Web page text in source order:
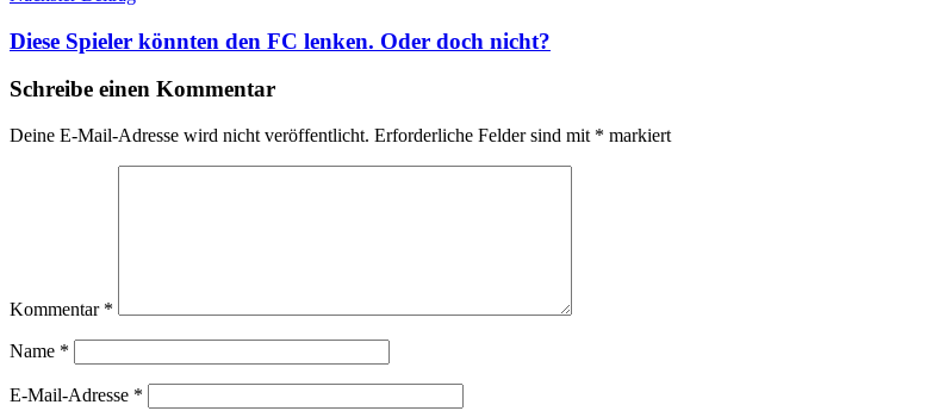
Diese Spieler könnten den FC lenken. Oder doch nicht?
Schreibe einen Kommentar
Deine E-Mail-Adresse wird nicht veröffentlicht. Erforderliche Felder sind mit * markiert
Kommentar *
Name *
E-Mail-Adresse *